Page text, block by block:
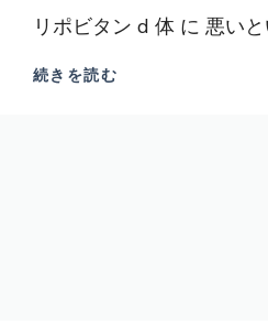
リポビタン d 体 に 悪い
続きを読む